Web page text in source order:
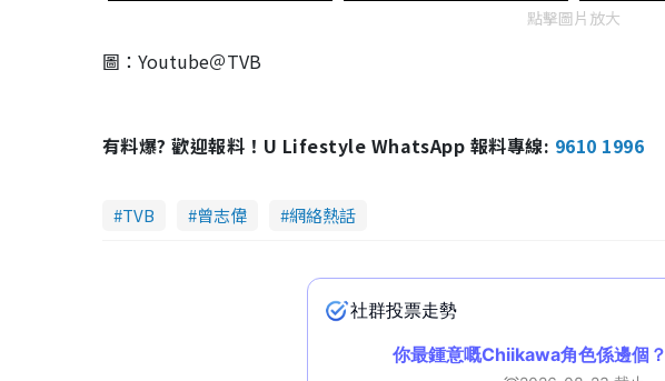
點擊圖片放大
圖：Youtube＠TVB
有料爆? 歡迎報料！U Lifestyle WhatsApp 報料專線: 9610 1996
TVB 曾志偉 網絡熱話